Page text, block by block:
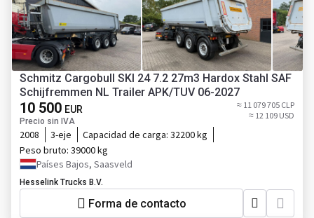
Schmitz Cargobull SKI 24 7.2 27m3 Hardox Stahl SAF
Schijfremmen NL Trailer APK/TUV 06-2027
10 500 EUR
Precio sin IVA
≈ 11 079 705 CLP
≈ 12 109 USD
2008 3-eje Capacidad de carga: 32200 kg
Peso bruto: 39000 kg
Países Bajos, Saasveld
Hesselink Trucks B.V.
Forma de contacto